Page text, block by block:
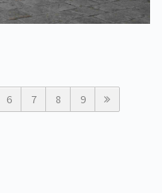
6 7 8 9